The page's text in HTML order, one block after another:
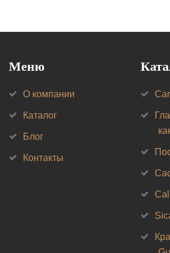
Меню
О компании
Каталог
Блог
Контакты